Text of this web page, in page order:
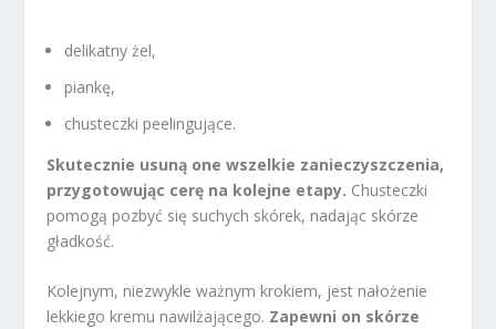
delikatny żel,
piankę,
chusteczki peelingujące.
Skutecznie usuną one wszelkie zanieczyszczenia,
przygotowując cerę na kolejne etapy. Chusteczki
pomogą pozbyć się suchych skórek, nadając skórze
gładkość.
Kolejnym, niezwykle ważnym krokiem, jest nałożenie
lekkiego kremu nawilżającego. Zapewni on skórze